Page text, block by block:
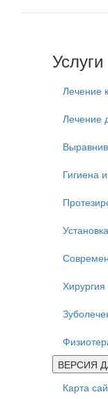
Услуги
Лечение
Лечение
Гигиена
Хирургия
ВЕРСИЯ
Карта